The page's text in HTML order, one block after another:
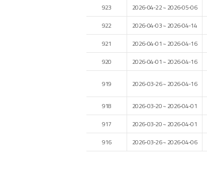
923
2026-04-22 ~ 2026-05-06
922
2026-04-03 ~ 2026-04-14
921
2026-04-01 ~ 2026-04-16
920
2026-04-01 ~ 2026-04-16
919 2026-03-26 ~ 2026-04-16
918 2026-03-20 ~ 2026-04-01
917
2026-03-20 ~ 2026-04-01
916
2026-03-26 ~ 2026-04-06